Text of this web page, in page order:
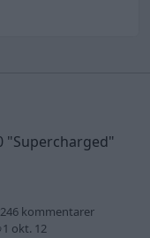
"Supercharged"
246 kommentarer
1 okt. 12